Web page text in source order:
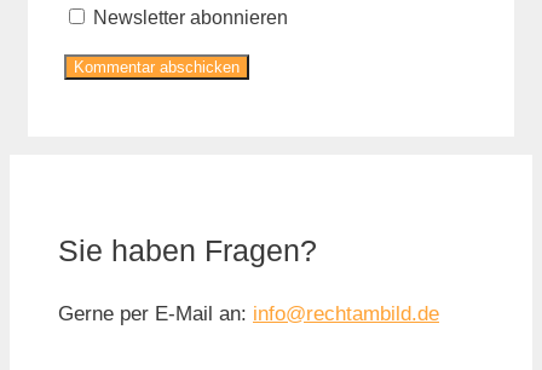
Newsletter abonnieren
Sie haben Fragen?
Gerne per E-Mail an: info@rechtambild.de